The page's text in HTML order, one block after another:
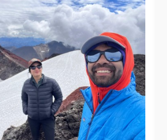
Duhart Gallardo
Arriagada
Martin
Ignacio Milanca Gallardo
Gomez
Martínez Hurtado